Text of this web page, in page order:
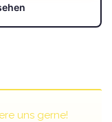
uns gerne!